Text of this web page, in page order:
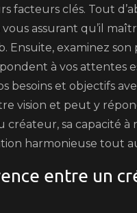
facteurs clés. Tout
assurant qu’il
Ensuite, examinez
à vos
besoins et objectifs
vision et peut y
créateur, sa capacité
harmonieuse tout
entre un